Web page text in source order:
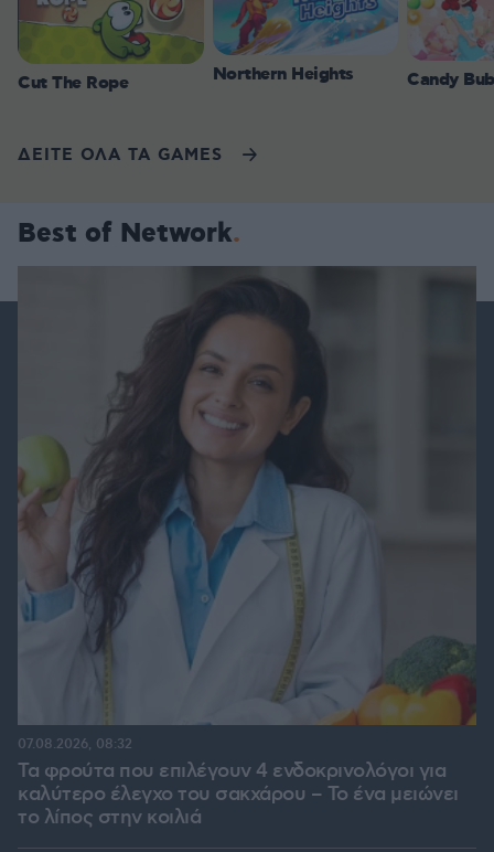
Cut The Rope Northern Heights Candy
ΔΕΙΤΕ ΟΛΑ ΤΑ GAMES
Best of Network
Τα φρούτα που επιλέγουν 4 ενδοκρινολόγοι για
καλύτερο έλεγχο του σακχάρου – Το ένα μειώνει
το λίπος στην κοιλιά
07.08.2026, 08:32